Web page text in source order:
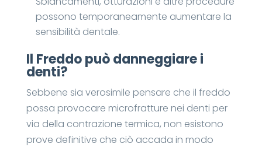
possono temporaneamente aumentare la
sensibilità dentale.
Il Freddo può danneggiare i
denti?
Sebbene sia verosimile pensare che il freddo
possa provocare microfratture nei denti per
via della contrazione termica, non esistono
prove definitive che ciò accada in modo